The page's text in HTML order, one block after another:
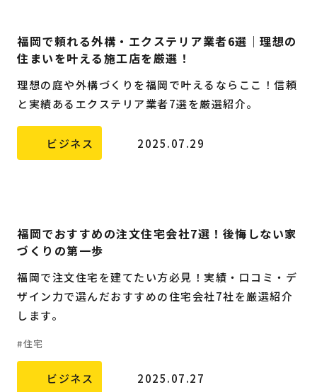
福岡で頼れる外構・エクステリア業者6選｜理想の
住まいを叶える施工店を厳選！
理想の庭や外構づくりを福岡で叶えるならここ！信頼
と実績あるエクステリア業者7選を厳選紹介。
ビジネス 2025.07.29
福岡でおすすめの注文住宅会社7選！後悔しない家
づくりの第一歩
福岡で注文住宅を建てたい方必見！実績・口コミ・デ
ザイン力で選んだおすすめの住宅会社7社を厳選紹介
します。
住宅
ビジネス 2025.07.27